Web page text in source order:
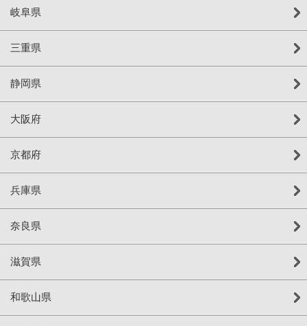
岐阜県
三重県
静岡県
大阪府
京都府
兵庫県
奈良県
滋賀県
和歌山県